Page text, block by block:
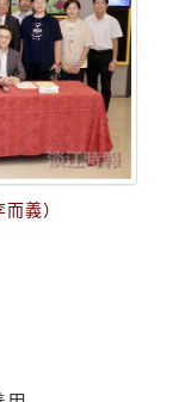
義）